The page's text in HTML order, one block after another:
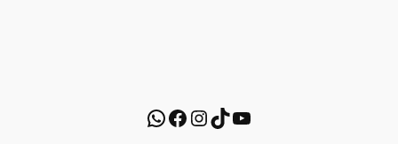
WhatsApp
Facebook
Instagram
TikTok
YouTube